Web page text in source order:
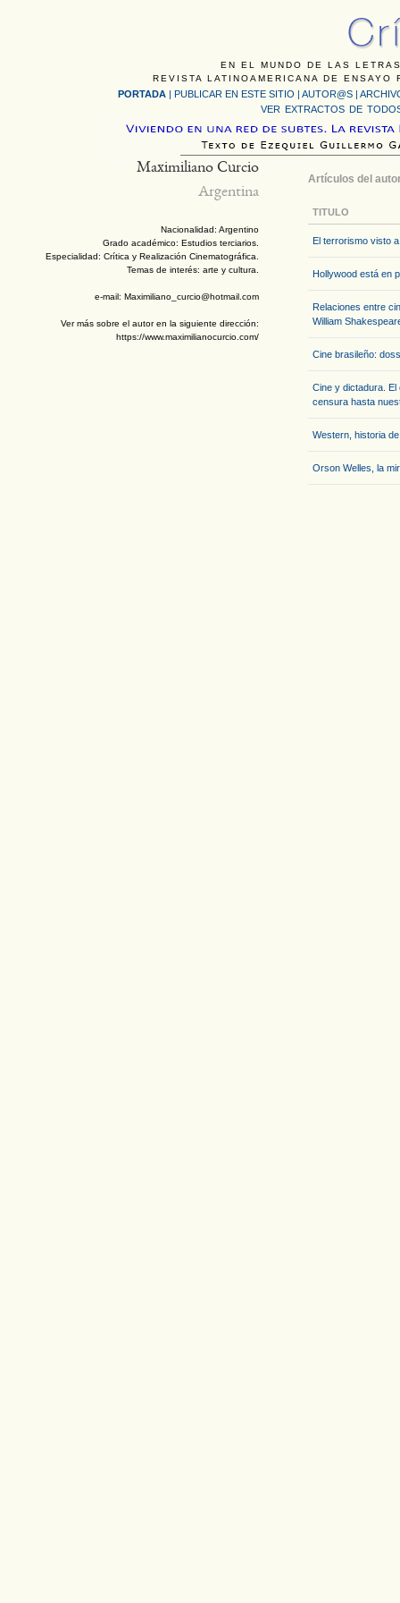
EN EL MUNDO DE LAS
REVISTA LATINOAMERICANA DE
PORTADA | PUBLICAR EN ESTE SITIO | AUTOR@S |
VER EXTRACTOS DE
Maximiliano Curcio
Argentina
Nacionalidad: Argentino
Grado académico: Estudios terciarios.
Especialidad: Crítica y Realización Cinematográfica.
Temas de interés: arte y cultura.
e-mail: Maximiliano_curcio@hotmail.com
Ver más sobre el autor en la siguiente dirección:
https://www.maximilianocurcio.com/
Artículos del
TITULO
El terrorismo visto
Hollywood está en
Relaciones entre
William
Cine brasileño:
Cine y dictadura. El
censura hasta
Western, historia
Orson Welles, la